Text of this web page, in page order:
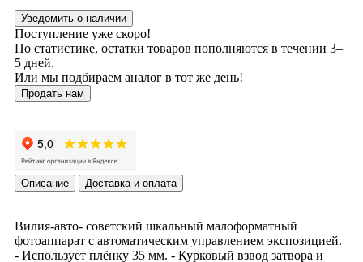
Уведомить о наличии
Поступление уже скоро!
По статистике, остатки товаров пополняются в течении 3–
5 дней.
Или мы подбираем аналог в тот же день!
Продать нам
Описание Доставка и оплата
Вилия-авто- cоветский шкальный малоформатный
фотоаппарат с автоматическим управлением экспозицией.
- Использует плёнку 35 мм. - Курковый взвод затвора и